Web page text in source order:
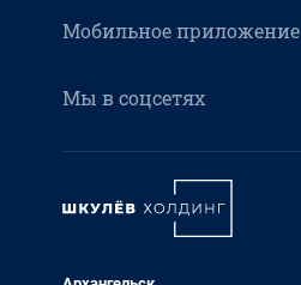
Мобильное приложение
Мы в соцсетях